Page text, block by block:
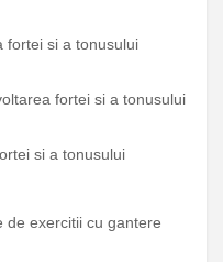
fortei si a tonusului
fortei si a tonusului
si a tonusului
de exercitii cu gantere